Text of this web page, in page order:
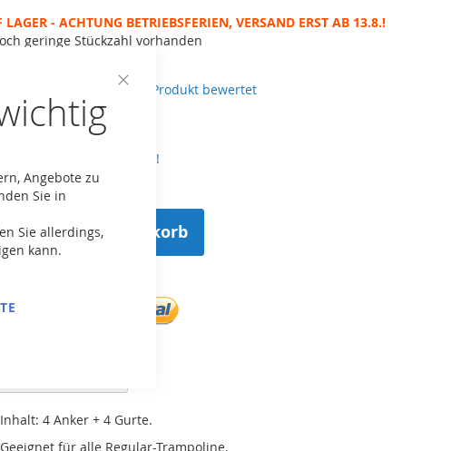
Angebote zu
Sie in
Sie allerdings,
kann.
LAGER - ACHTUNG BETRIEBSFERIEN, VERSAND ERST AB 13.8.!
geringe Stückzahl vorhanden
Sie der erste, der dieses Produkt bewertet
€
kostenloser Versand!
In den Warenkorb
Inhalt: 4 Anker + 4 Gurte.
Geeignet für alle Regular-Trampoline.